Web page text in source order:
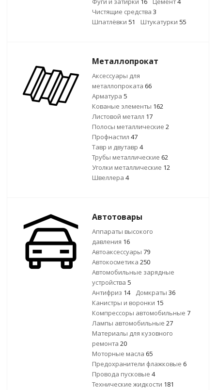
Чистящие средства 3
Шпатлёвки 51 Штукатурки 55
Металлопрокат
Аксессуары для
металлопроката 66
Арматура 5
Кованые элементы 162
Листовой металл 17
Полосы металлические 2
Профнастил 47
Тавр и двутавр 4
Трубы металлические 62
Уголки металлические 12
Швеллера 4
Автотовары
Аппараты высокого
давления 16
Автоаксессуары 79
Автокосметика 250
Автомобильные зарядные
устройства 5
Антифриз 14 Домкраты 36
Канистры и воронки 15
Компрессоры автомобильные 7
Лампы автомобильные 27
Материалы для кузовного
ремонта 20
Моторные масла 65
Предохранители флажковые 6
Провода пусковые 4
Технические жидкости 181